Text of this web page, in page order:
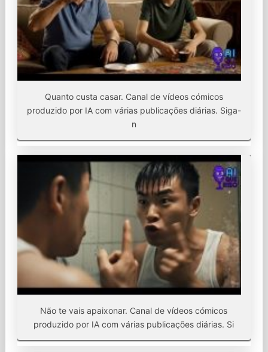
Quanto custa casar. Canal de vídeos cómicos
produzido por IA com várias publicações diárias. Siga-
n
Não te vais apaixonar. Canal de vídeos cómicos
produzido por IA com várias publicações diárias. Si